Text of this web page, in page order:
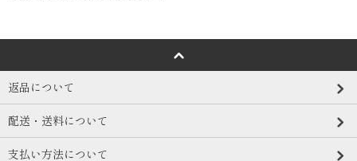
返品について
配送・送料について
支払い方法について